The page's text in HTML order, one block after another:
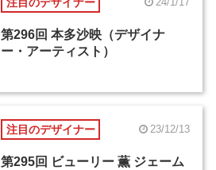
第296回 本多沙映（デザイナ
ー・アーティスト）
注目のデザイナー 23/12/13
第295回 ビューリー 薫 ジェーム